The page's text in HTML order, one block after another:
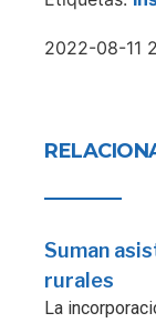
2022-08-11
Suman
rurales
La